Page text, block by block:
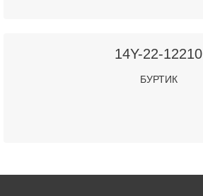
14Y-22-12210
БУРТИК